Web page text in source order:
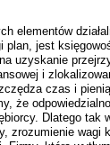
elementów
plan, jest
uzyskanie
i
czas i
że
Dlatego tak
zrozumienie wagi